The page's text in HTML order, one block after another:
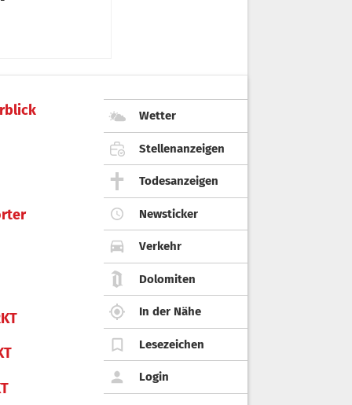
Wetter
Stellenanzeigen
Todesanzeigen
Newsticker
Verkehr
Dolomiten
In der Nähe
Lesezeichen
Login